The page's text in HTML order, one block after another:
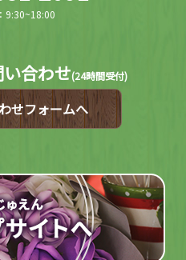
9:30~18:00
合わせ(24時間受付)
せフォームへ